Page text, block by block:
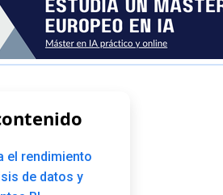
el rendimiento
de datos y